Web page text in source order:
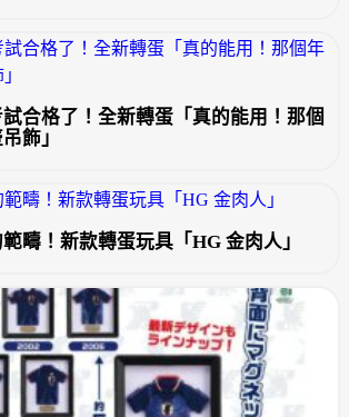
合格了！全新轉蛋「真的能用！那個
飾」
疇！新款轉蛋玩具「HG 金肉人」